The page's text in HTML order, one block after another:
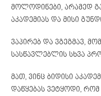
მოლოდინები, არამედ
აკადემიას და მისი
ვაპირებ და ვგეგმავ,
სასწავლებლის სხვა
მათ, ვინც ბიდისი
დაწყებას ვეტყოდი,